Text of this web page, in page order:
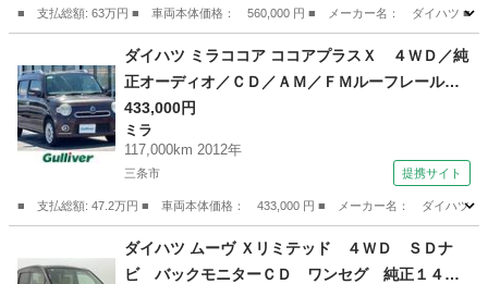
■ 支払総額: 63万円 ■ 車両本体価格： 560,000 円 ■ メーカー名： ダイハツ ■
キャスト
ダイハツ ミラココア ココアプラスＸ ４ＷＤ／純
正オーディオ／ＣＤ／ＡＭ／ＦＭルーフレール／
ハロゲンヘッドライト／フォグライト／電動格納
ミラー／スマートキー／スペアキー／ＡＢＳ／ド
アバイザー／フロアマット／保証書／取扱説明書
433,000円
ミラ
117,000km 2012年
三条市 提携サイト
■ 支払総額: 47.2万円 ■ 車両本体価格： 433,000 円 ■ メーカー名： ダイハツ ■
ミラ
ダイハツ ムーヴ Ｘリミテッド ４ＷＤ ＳＤナ
ビ バックモニターＣＤ ワンセグ 純正１４イ